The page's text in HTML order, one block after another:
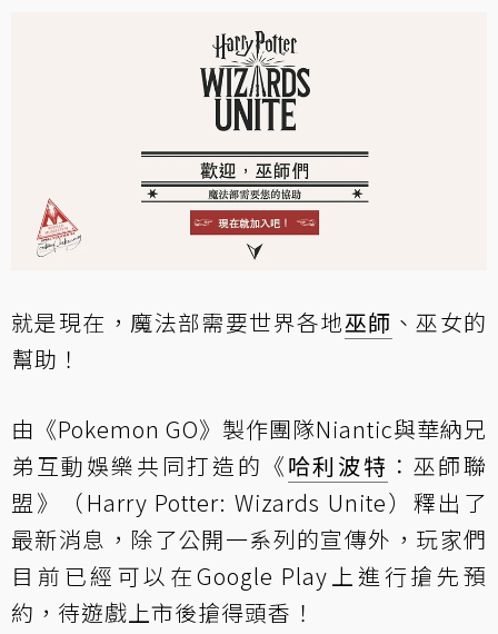
就是現在，魔法部需要世界各地巫師 、巫女的
幫助！
由《Pokemon GO》製作團隊Niantic與華納兄
弟互動娛樂共同打造的《哈利波特 ：巫師聯
盟》（Harry Potter: Wizards Unite）釋出了
最新消息，除了公開一系列的宣傳外，玩家們
目前已經可以在Google Play上進行搶先預
約，待遊戲上市後搶得頭香！